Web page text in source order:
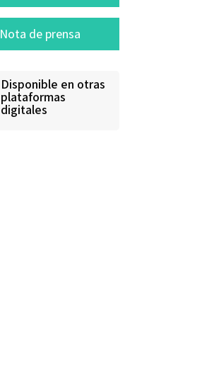
Nota de prensa
Disponible en otras
plataformas
digitales